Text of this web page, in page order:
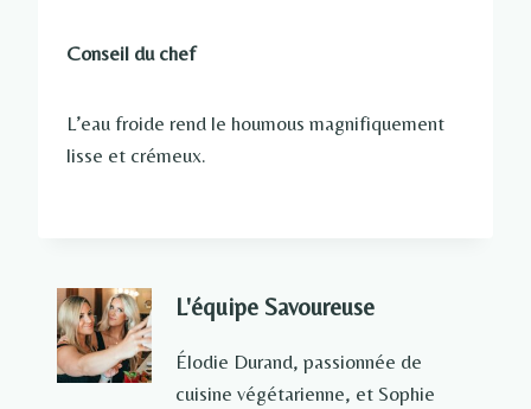
Conseil du chef
L’eau froide rend le houmous magnifiquement
lisse et crémeux.
L'équipe Savoureuse
Élodie Durand, passionnée de
cuisine végétarienne, et Sophie